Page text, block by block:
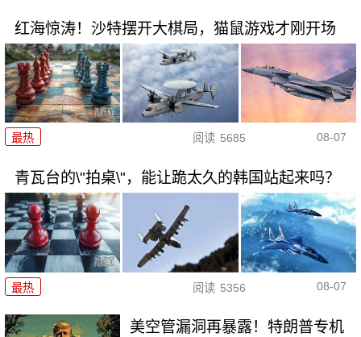
红海惊涛！沙特摆开大棋局，猫鼠游戏才刚开场
最热 阅读 5685 08-07
青瓦台的\"拍桌\"，能让跪太久的韩国站起来吗？
最热 阅读 5356 08-07
美空管漏洞再暴露！特朗普专机